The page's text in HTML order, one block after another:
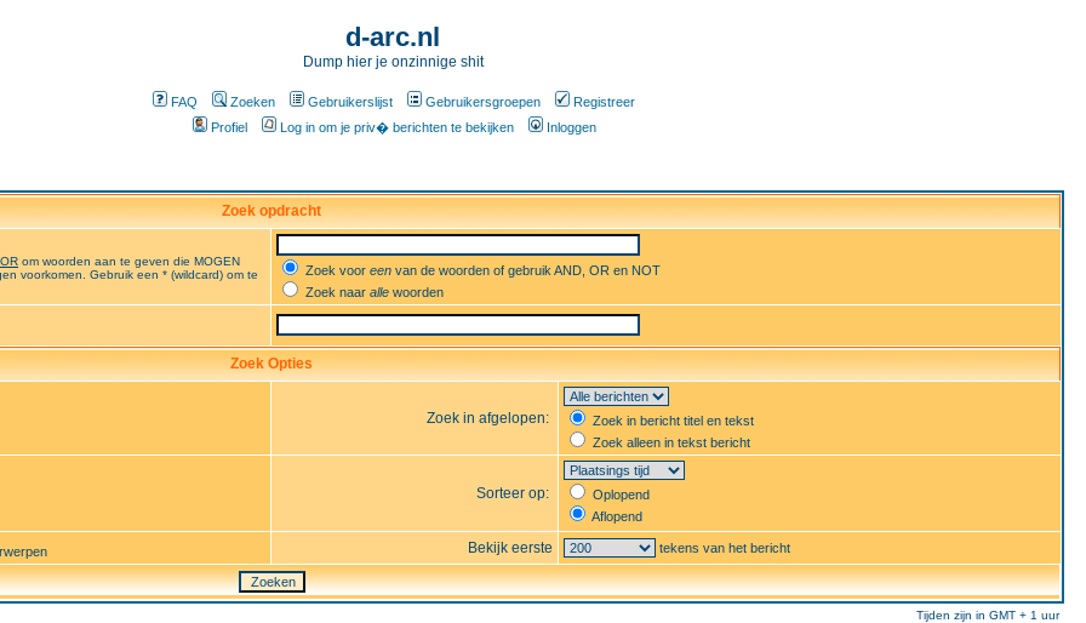
d-arc.nl
Dump hier je onzinnige shit
FAQ Zoeken Gebruikerslijst Gebruikersgroepen
Registreer
Profiel
Log in om je priv� berichten te bekijken Inloggen
Zoek opdracht
OR om woorden aan te geven die MOGEN
voorkomen. Gebruik een * (wildcard) om te
Zoek voor een van de woorden of gebruik AND, OR en NOT
Zoek naar alle woorden
Zoek Opties
Zoek in afgelopen:
Zoek in bericht titel en tekst
Zoek alleen in tekst bericht
Sorteer op:
Oplopend
Aflopend
Bekijk eerste tekens van het bericht
Tijden zijn in GMT + 1 uur